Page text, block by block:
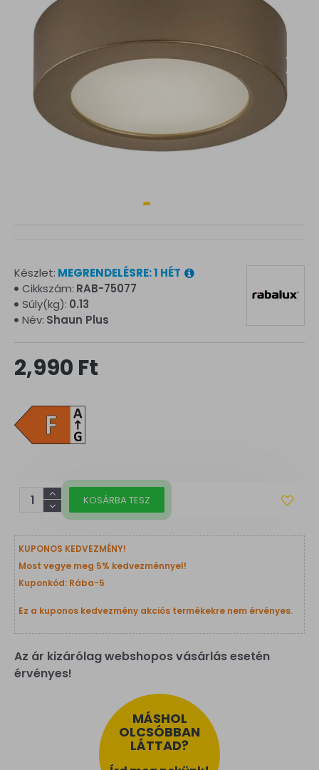
KUPONOS KEDVEZMÉNY!
Most vegye meg 5% kedvezménnyel!
Kuponkód: Rába-5
Ez a kuponos kedvezmény akciós termékekre nem érvényes.
Az ár kizárólag webshopos vásárlás esetén
érvényes!
2,990 Ft
Készlet: MEGRENDELÉSRE: 1 HÉT
Cikkszám: RAB-75077
Súly(kg): 0.13
Név: Shaun Plus
KOSÁRBA TESZ
MÁSHOL
OLCSÓBBAN
LÁTTAD?